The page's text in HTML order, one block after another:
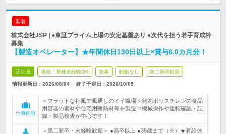
新着
株式会社JSP | ●東証プライム上場の安定基盤あり ●次代を担う若手育成枠
募集
【製造オペレーター】★年間休日130日以上×賞与6.0カ月分！
正社員 職種・業種未経験OK 急募 転勤なし 第二新卒歓迎
情報更新日：2026/08/04 終了予定日： 2026/10/05
仕事内容
＜フラットな社風で風通しのイイ職場＞発泡ポリスチレンの食品
用容器の素材や住宅用断熱材等を製造⇒機械操作や運転確認・記
録・製品検査が中心です！
＜第二新卒・未経験歓迎＞ ●高卒以上 ●35歳まで（※）★有給休